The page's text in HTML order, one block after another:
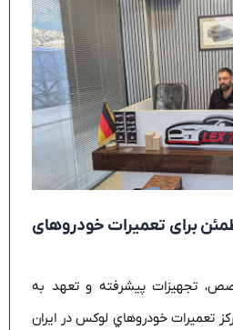
برای تعمیرات خودروهای
تجهیزات پیشرفته و تعهد به
تعميرات خودروهاي لوكس در ایران